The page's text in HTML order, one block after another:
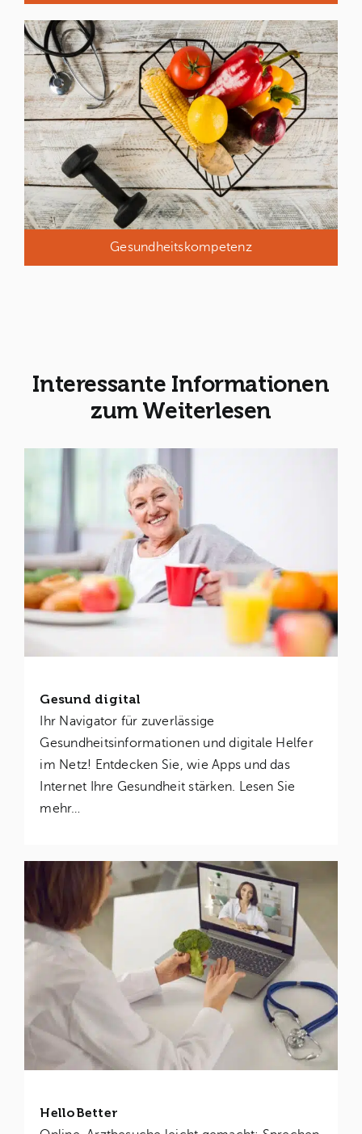
Gesundheitskompetenz
Interessante Informationen
zum Weiterlesen
Gesund digital
Ihr Navigator für zuverlässige
Gesundheitsinformationen und digitale Helfer
im Netz! Entdecken Sie, wie Apps und das
Internet Ihre Gesundheit stärken. Lesen Sie
mehr…
HelloBetter